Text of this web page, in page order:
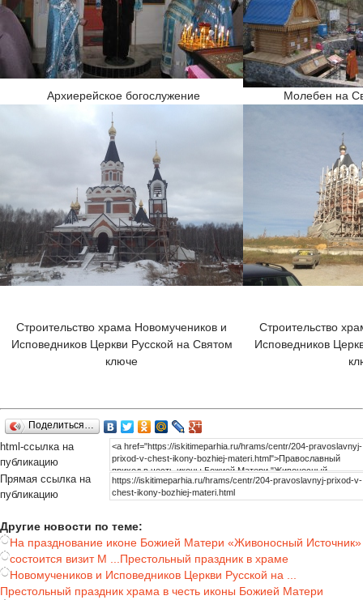
Архиерейское богослужение Молебен на
Строительство храма Новомучеников и
Исповедников Церкви Русской на Святом
ключе
Строительство
Исповедников
Поделиться…
html-cсылка на
публикацию
Прямая ссылка на
публикацию
Другие новости по теме:
На празднование иконе Божией Матери «Живоносный Источник»
состоится визит М ... Престольный праздник в храме
Новомучеников и Исповедников Церкви Русской на ...
Престольный праздник храма в честь иконы Божией Матери